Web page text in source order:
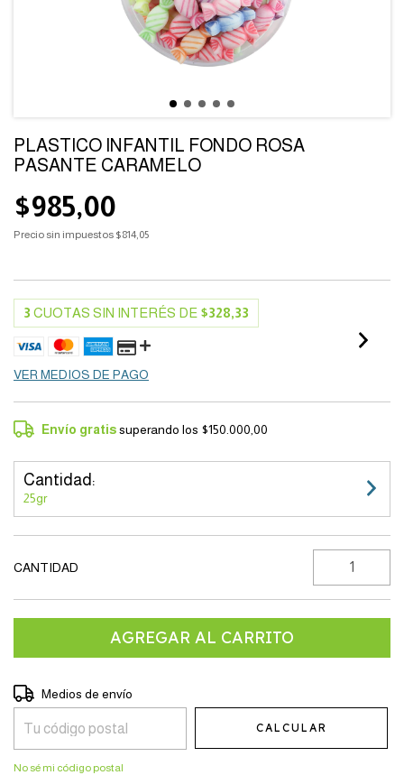
PLASTICO INFANTIL FONDO ROSA
PASANTE CARAMELO
$985,00
Precio sin impuestos $814,05
3 CUOTAS SIN INTERÉS DE $328,33
VER MEDIOS DE PAGO
Envío gratis superando los $150.000,00
Cantidad:
25gr
CANTIDAD
Entregas para el CP:
Medios de envío
CALCULAR
No sé mi código postal